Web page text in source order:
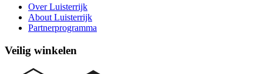
Over Luisterrijk
About Luisterrijk
Partnerprogramma
Veilig winkelen